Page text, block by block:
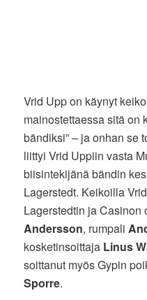
Vrid Upp on käynyt
mainostettaessa sitä on
bändiksi” – ja onhan se
liittyi Vrid Uppiin vasta
biisintekijänä bändin
Lagerstedt. Keikoilla
Lagerstedtin ja Casinon
Andersson, rumpali
kosketinsoittaja Linus
soittanut myös Gypin
Sporre.